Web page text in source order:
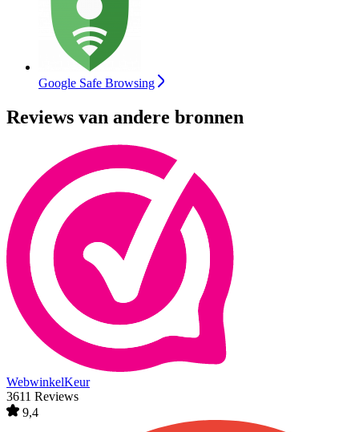
Google Safe Browsing
Reviews van andere bronnen
WebwinkelKeur
3611 Reviews
9,4